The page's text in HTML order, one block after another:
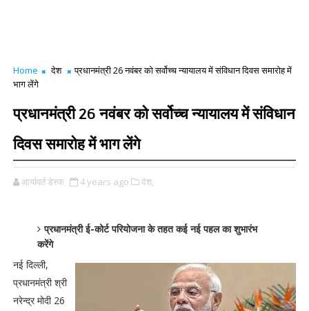
Home देश
प्रधानमंत्री 26 नवंबर को सर्वोच्च न्यायालय में संविधान दिवस समारोह में
भाग लेंगे
प्रधानमंत्री 26 नवंबर को सर्वोच्च न्यायालय में संविधान
दिवस समारोह में भाग लेंगे
आर्यावर्त डेस्क 4 years ago देश,
प्रधानमंत्री ई-कोर्ट परियोजना के तहत कई नई पहल का शुभारंभ
करेंगे
नई दिल्ली,
प्रधानमंत्री श्री
नरेन्द्र मोदी 26